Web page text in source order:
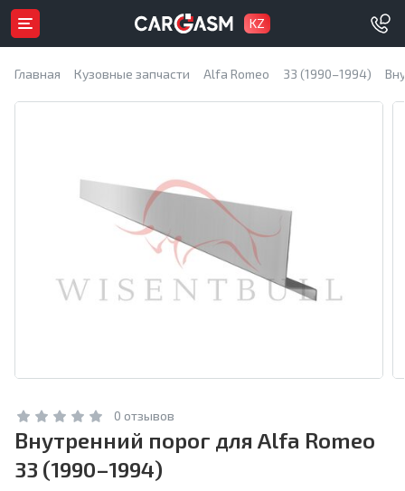
KZ
Главная Кузовные запчасти Alfa Romeo 33 (1990–1994)
0 отзывов
Внутренний порог для Alfa Romeo
33 (1990–1994)